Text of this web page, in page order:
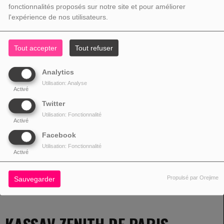
fonctionnalités proposés sur notre site et pour améliorer
l'expérience de nos utilisateurs.
Tout accepter Tout refuser
Analytics
Activé
Utilisation: Analyse
Twitter
Activé
Utilisation: Fonctionnalité
Facebook
Activé
Utilisation: Fonctionnalité
Sauvegarder Propulsé par Orejime
KASSAV ZENITH DE PARIS
16 JUILLET 2013 - 10:41